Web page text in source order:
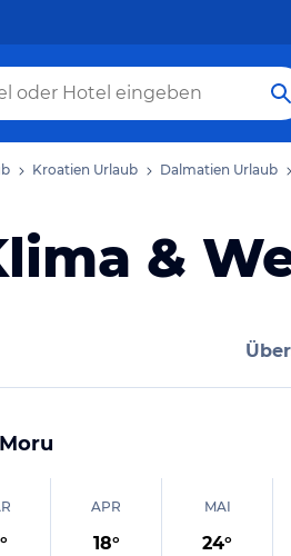
Kroatien Urlaub Dalmatien Urlaub
&
°
APR
18°
MAI
24°